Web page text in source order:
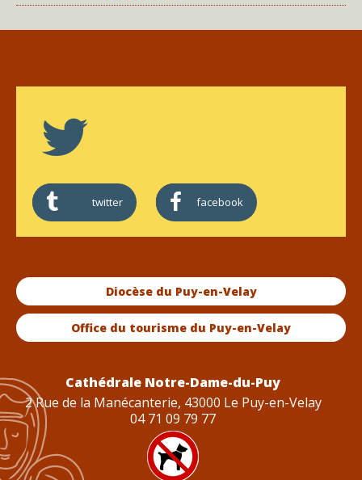
twitter facebook
Diocèse du Puy-en-Velay
Office du tourisme du Puy-en-Velay
Cathédrale Notre-Dame-du-Puy
2 Rue de la Manécanterie, 43000 Le Puy-en-Velay
04 71 09 79 77